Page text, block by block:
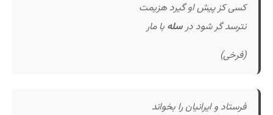
کسی کز پیش او گیرد هزیمت
نترسد گر شود درسله با مار
(فرخی)
فرستاد و ایرانیان را بخواند